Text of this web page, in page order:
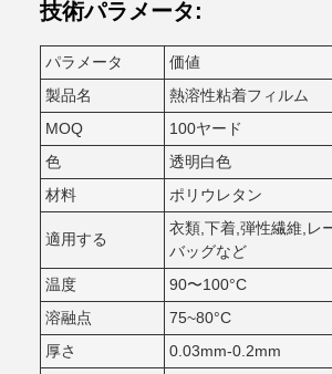
技術パラメータ:
パラメータ
価値
製品名
熱溶性粘着フィルム
MOQ
100ヤード
色
透明白色
材料
ポリウレタン
適用する
衣類,下着,弾性繊維,レ
バッグなど
温度
90〜100°C
溶融点
75~80°C
厚さ
0.03mm-0.2mm